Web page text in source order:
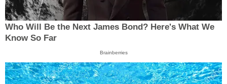
Who Will Be the Next James Bond? Here's What We
Know So Far
Brainberries